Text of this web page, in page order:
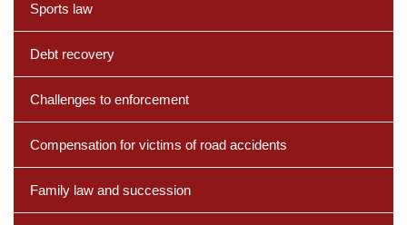
Sports law
Debt recovery
Challenges to enforcement
Compensation for victims of road accidents
Family law and succession